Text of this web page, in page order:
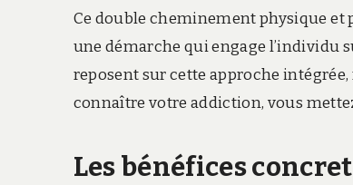
Ce double cheminement physique
une démarche qui engage l’individu
reposent sur cette approche
connaître votre addiction, vous
Les bénéfices